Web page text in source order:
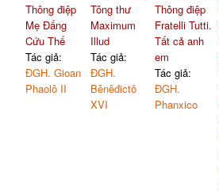
Thông điệp
Mẹ Đấng
Cứu Thế
Tác giả:
ĐGH. Gioan
Phaolô II
Tông thư
Maximum
Illud
Tác giả:
ĐGH.
Bênêđictô
XVI
Thông điệp
Fratelli Tutti.
Tất cả anh
em
Tác giả:
ĐGH.
Phanxico